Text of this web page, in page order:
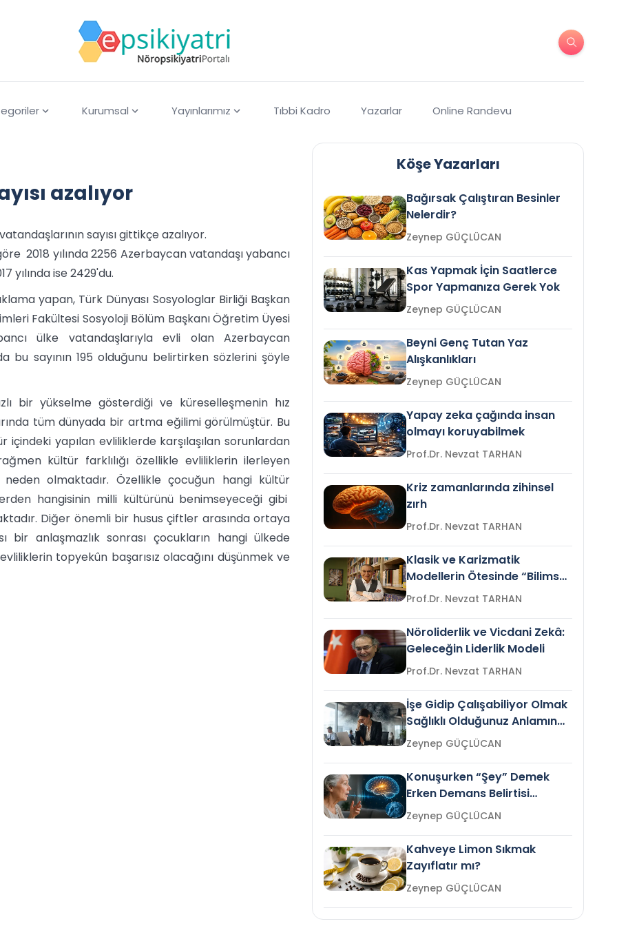
Kurumsal Yayınlarımız Tıbbi Kadro Yazarlar Online Randevu
azalıyor
sayısı gittikçe azalıyor.
2018 yılında 2256 Azerbaycan vatandaşı yabancı
yılında ise 2429'du.
yapan, Türk Dünyası Sosyologlar Birliği Başkan
Fakültesi Sosyoloji Bölüm Başkanı Öğretim Üyesi
ülke vatandaşlarıyla evli olan Azerbaycan
bu sayının 195 olduğunu belirtirken sözlerini şöyle
bir yükselme gösterdiği ve küreselleşmenin hız
tüm dünyada bir artma eğilimi görülmüştür. Bu
yapılan evliliklerde karşılaşılan sorunlardan
kültür farklılığı özellikle evliliklerin ilerleyen
neden olmaktadır. Özellikle çocuğun hangi kültür
hangisinin milli kültürünü benimseyeceği gibi
Diğer önemli bir husus çiftler arasında ortaya
anlaşmazlık sonrası çocukların hangi ülkede
topyekûn başarısız olacağını düşünmek ve
Köşe Yazarları
Bağırsak Çalıştıran Besinler
Nelerdir?
Zeynep GÜÇLÜCAN
Kas Yapmak İçin Saatlerce
Spor Yapmanıza Gerek Yok
Zeynep GÜÇLÜCAN
Beyni Genç Tutan Yaz
Alışkanlıkları
Zeynep GÜÇLÜCAN
Yapay zeka çağında insan
olmayı koruyabilmek
Prof.Dr. Nevzat TARHAN
Kriz zamanlarında zihinsel
zırh
Prof.Dr. Nevzat TARHAN
Klasik ve Karizmatik
Modellerin Ötesinde “Bilimsel
Liderlik”
Prof.Dr. Nevzat TARHAN
Nöroliderlik ve Vicdani Zekâ:
Geleceğin Liderlik Modeli
Prof.Dr. Nevzat TARHAN
İşe Gidip Çalışabiliyor Olmak
Sağlıklı Olduğunuz Anlamına
Gelir mi?Zeynep GÜÇLÜCAN
Konuşurken “Şey” Demek
Erken Demans Belirtisi
Olabilir mi?Zeynep GÜÇLÜCAN
Kahveye Limon Sıkmak
Zayıflatır mı?
Zeynep GÜÇLÜCAN